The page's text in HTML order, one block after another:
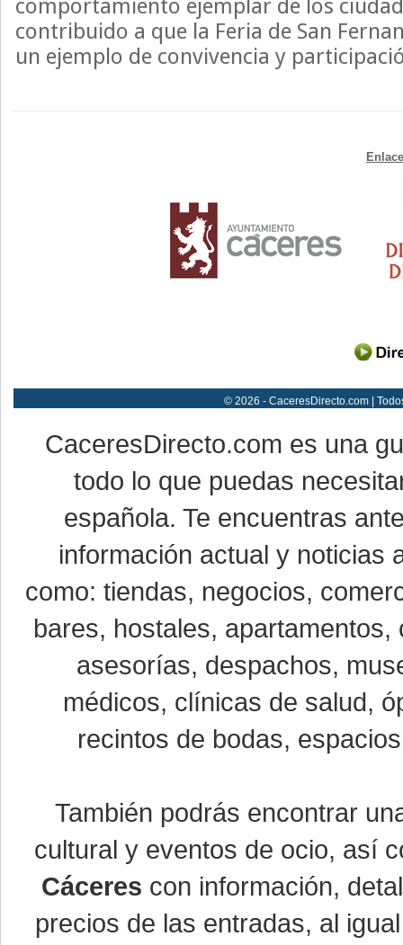
comportamiento ejemplar de los
contribuido a que la Feria de San
un ejemplo de convivencia y
© 2026 - CaceresDirecto.com |
CaceresDirecto.com es una
todo lo que puedas
española. Te encuentras
información actual y noticias
como: tiendas, negocios,
bares, hostales,
asesorías, despachos,
médicos, clínicas de salud,
recintos de bodas,
También podrás encontrar
cultural y eventos de ocio, así
Cáceres con información,
precios de las entradas, al